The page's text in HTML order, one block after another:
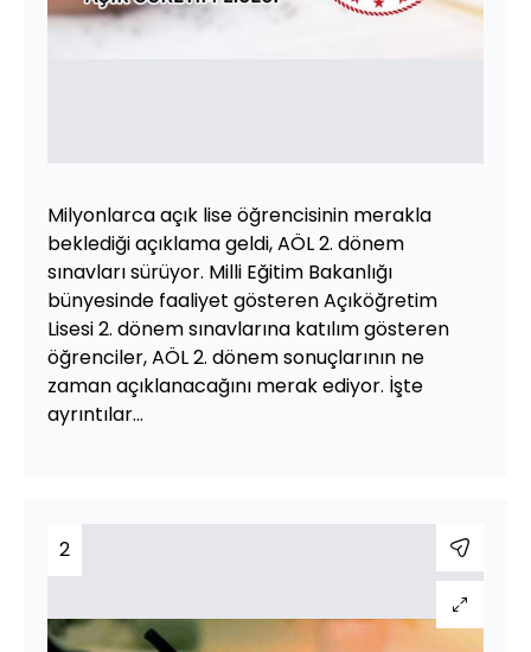
Milyonlarca açık lise öğrencisinin merakla
beklediği açıklama geldi, AÖL 2. dönem
sınavları sürüyor. Milli Eğitim Bakanlığı
bünyesinde faaliyet gösteren Açıköğretim
Lisesi 2. dönem sınavlarına katılım gösteren
öğrenciler, AÖL 2. dönem sonuçlarının ne
zaman açıklanacağını merak ediyor. İşte
ayrıntılar...
2